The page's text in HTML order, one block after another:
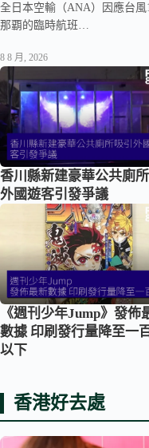
全日本空輸（ANA）因應台
那覇的臨時航班…
8 8 月, 2026
香川縣新建豪華公共廁所
外國遊客引發爭議
《週刊少年Jump》發佈
數據 印刷發行量降至一
以下
香港好去處